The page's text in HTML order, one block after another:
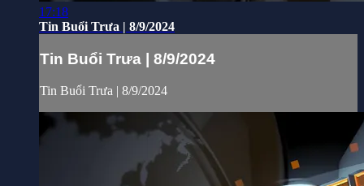
17:18
Tin Buổi Trưa | 8/9/2024
Tin Buổi Trưa | 8/9/2024
Tin Buổi Trưa | 8/9/2024